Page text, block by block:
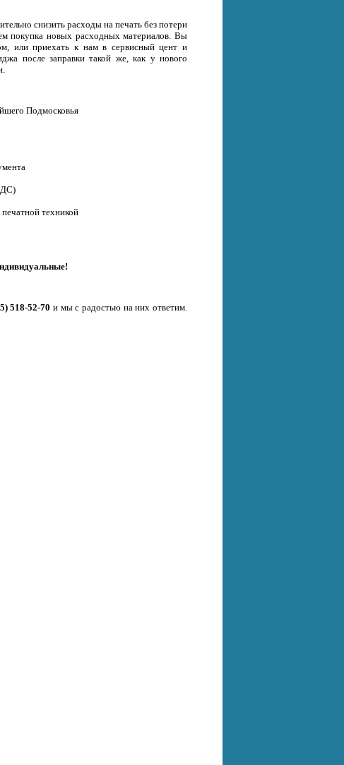
снизить расходы на печать без потери
покупка новых расходных материалов. Вы
или приехать к нам в сервисный цент и
после заправки такой же, как у нового
Подмосковья
техникой
518-52-70 и мы с радостью на них ответим.